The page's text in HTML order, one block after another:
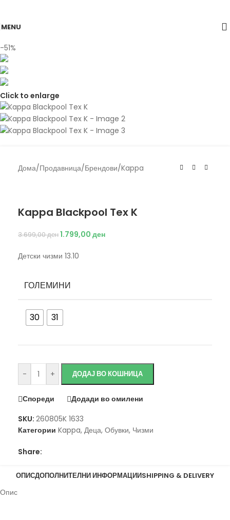
MENU
-51%
Click to enlarge
Дома/Продавница/Брендови/Kappa
Kappa Blackpool Tex K
3.699,00ден1.799,00 ден
Детски чизми 13.10
ГОЛЕМИНИ
30 31
- + ДОДАЈ ВО КОШНИЦА
Спореди
Додади во омилени
SKU: 260805K 1633
Категории Kappa, Деца, Обувки, Чизми
Share:
ОПИСДОПОЛНИТЕЛНИ ИНФОРМАЦИИSHIPPING & DELIVERY
Опис